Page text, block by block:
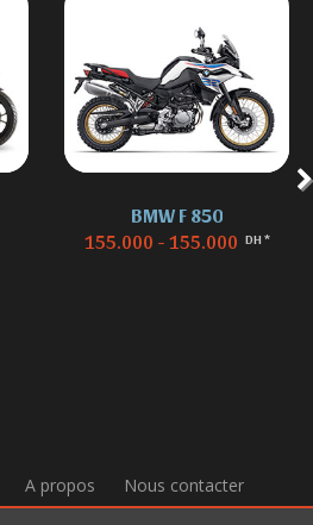
BMW F 850
155.000 - 155.000 DH *
A propos Nous contacter